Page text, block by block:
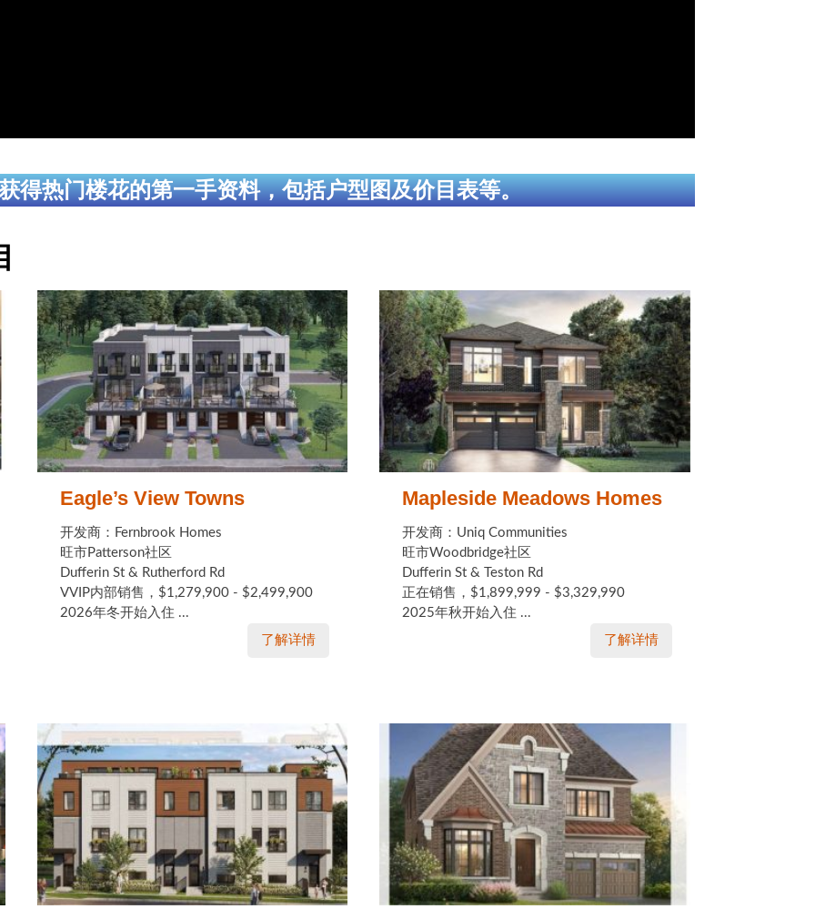
得热门楼花的第一手资料，包括户型图及价目表等。
Eagle’s View Towns
开发商：Fernbrook Homes
旺市Patterson社区
Dufferin St & Rutherford Rd
VVIP内部销售，$1,279,900 - $2,499,900
2026年冬开始入住 ...
了解详情
Mapleside Meadows Homes
开发商：Uniq Communities
旺市Woodbridge社区
Dufferin St & Teston Rd
正在销售，$1,899,999 - $3,329,990
2025年秋开始入住 ...
了解详情